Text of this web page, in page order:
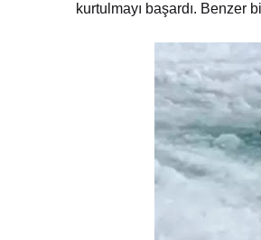
kurtulmayı başardı. Benzer